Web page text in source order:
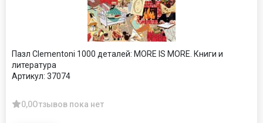
Пазл Clementoni 1000 деталей: MORE IS MORE. Книги и
литература
Артикул: 37074
0,0Отзывов пока нет